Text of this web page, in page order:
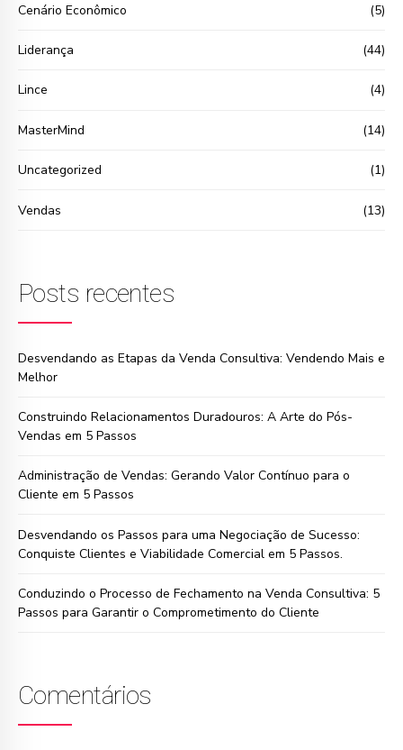
Cenário Econômico (5)
Liderança (44)
Lince (4)
MasterMind (14)
Uncategorized (1)
Vendas (13)
Posts recentes
Desvendando as Etapas da Venda Consultiva: Vendendo Mais e
Melhor
Construindo Relacionamentos Duradouros: A Arte do Pós-
Vendas em 5 Passos
Administração de Vendas: Gerando Valor Contínuo para o
Cliente em 5 Passos
Desvendando os Passos para uma Negociação de Sucesso:
Conquiste Clientes e Viabilidade Comercial em 5 Passos.
Conduzindo o Processo de Fechamento na Venda Consultiva: 5
Passos para Garantir o Comprometimento do Cliente
Comentários